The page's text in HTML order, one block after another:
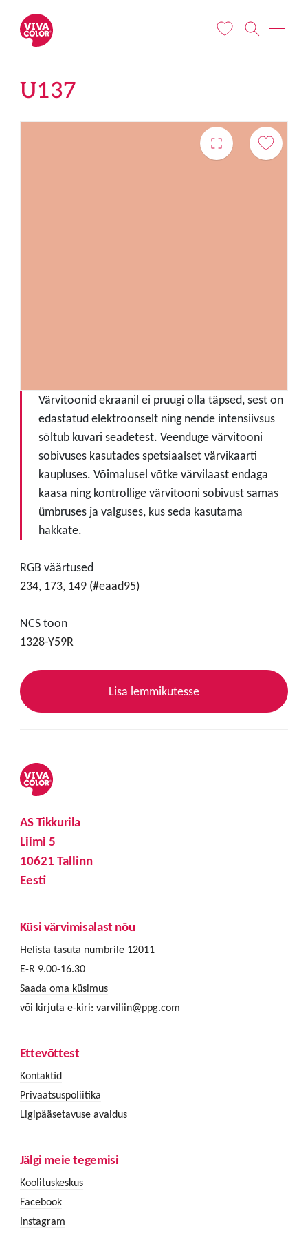
U137
Värvitoonid ekraanil ei pruugi olla täpsed, sest on
edastatud elektroonselt ning nende intensiivsus
sõltub kuvari seadetest. Veenduge värvitooni
sobivuses kasutades spetsiaalset värvikaarti
kaupluses. Võimalusel võtke värvilaast endaga
kaasa ning kontrollige värvitooni sobivust samas
ümbruses ja valguses, kus seda kasutama
hakkate.
RGB väärtused
234, 173, 149 (#eaad95)
NCS toon
1328-Y59R
Lisa lemmikutesse
AS Tikkurila
Liimi 5
10621 Tallinn
Eesti
Küsi värvimisalast nõu
Helista tasuta numbrile 12011
E-R 9.00-16.30
Saada oma küsimus
või kirjuta e-kiri: varviliin@ppg.com
Ettevõttest
Kontaktid
Privaatsuspoliitika
Ligipääsetavuse avaldus
Jälgi meie tegemisi
Koolituskeskus
Facebook
Instagram